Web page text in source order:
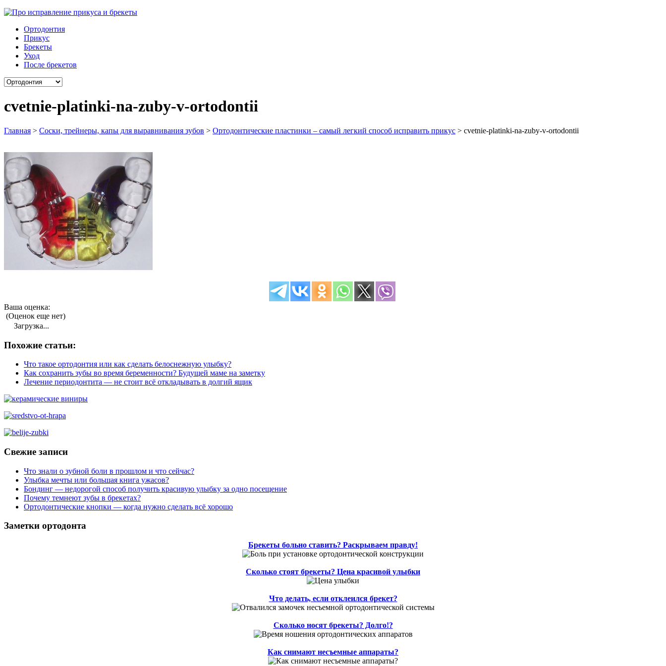
Ортодонтия
Прикус
Брекеты
Уход
После брекетов
cvetnie-platinki-na-zuby-v-ortodontii
Главная > Соски, трейнеры, капы для выравнивания зубов > Ортодонтические пластинки – самый легкий способ исправить прикуc > cvetnie-platinki-na-zuby-v-ortodontii
Ваша оценка:
(Оценок еще нет)
Загрузка...
Похожие статьи:
Что такое ортодонтия или как сделать белоснежную улыбку?
Как сохранить зубы во время беременности? Будущей маме на заметку
Лечение периодонтита — не стоит всё откладывать в долгий ящик
Свежие записи
Что знали о зубной боли в прошлом и что сейчас?
Улыбка мечты или большая книга ужасов?
Бондинг — недорогой способ получить красивую улыбку за одно посещение
Почему темнеют зубы в брекетах?
Ортодонтические кнопки — когда нужно сделать всё хорошо
Заметки ортодонта
Брекеты больно ставить? Раскрываем правду!
Сколько стоят брекеты? Цена красивой улыбки
Что делать, если отклеился брекет?
Сколько носят брекеты? Долго!?
Как снимают несъемные аппараты?